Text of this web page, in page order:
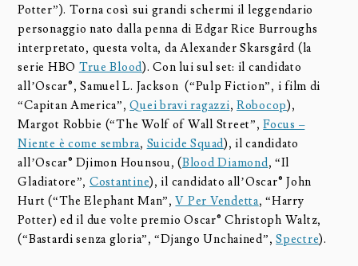
Potter”). Torna così sui grandi schermi il leggendario
personaggio nato dalla penna di Edgar Rice Burroughs
interpretato, questa volta, da Alexander Skarsgård (la
serie HBO True Blood). Con lui sul set: il candidato
all’Oscar®, Samuel L. Jackson (“Pulp Fiction”, i film di
“Capitan America”,Quei bravi ragazzi,Robocop),
Margot Robbie (“The Wolf of Wall Street”,Focus –
Niente è come sembra, Suicide Squad), il candidato
all’Oscar® Djimon Hounsou, (Blood Diamond, “Il
Gladiatore”, Costantine), il candidato all’Oscar® John
Hurt (“The Elephant Man”,V Per Vendetta, “Harry
Potter) ed il due volte premio Oscar® Christoph Waltz,
(“Bastardi senza gloria”, “Django Unchained”,Spectre).